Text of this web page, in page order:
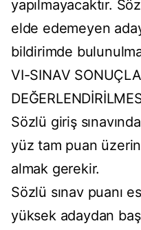
yapılmayacaktır.
elde edemeyen
bildirimde
VI-SINAV
Sözlü giriş
yüz tam puan
almak gerekir.
Sözlü sınav puanı
yüksek adaydan